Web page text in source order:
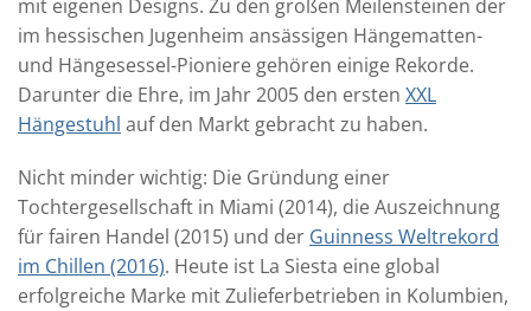
mit eigenen Designs. Zu den großen Meilensteinen der
im hessischen Jugenheim ansässigen Hängematten-
und Hängesessel-Pioniere gehören einige Rekorde.
Darunter die Ehre, im Jahr 2005 den ersten XXL
Hängestuhl auf den Markt gebracht zu haben.
Nicht minder wichtig: Die Gründung einer
Tochtergesellschaft in Miami (2014), die Auszeichnung
für fairen Handel (2015) und der Guinness Weltrekord
im Chillen (2016). Heute ist La Siesta eine global
erfolgreiche Marke mit Zulieferbetrieben in Kolumbien,